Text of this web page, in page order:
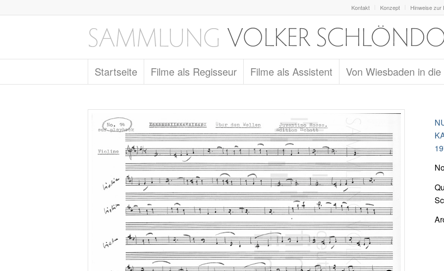
Kontakt Konzept Hinweise zur
Startseite Filme als Regisseur Filme als Assistent Von Wiesbaden in die